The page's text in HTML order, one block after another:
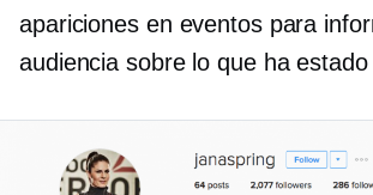
apariciones en eventos para
audiencia sobre lo que ha